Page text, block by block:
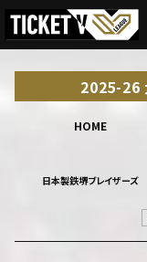
2025-26
HOME
日本製鉄堺ブレイザーズ